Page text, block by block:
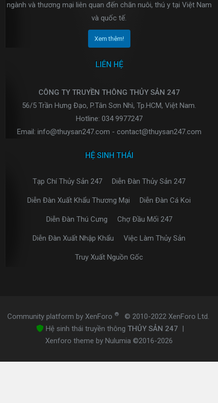
ngành và thương mại liên quan đến chăn nuôi, thú y tại Việt Nam
và quốc tế.
Xem thêm!
LIÊN HỆ
CÔNG TY TRUYỀN THÔNG THỦY SẢN 247
56/5 Trần Hưng Đạo, P.Tân Sơn Nhì, Tp.HCM, Việt Nam.
Hotline: 034 9977247
Email: info@thuysan247.com - contact@thuysan247.com
HỆ SINH THÁI
Tạp Chí Thủy Sản 247 Diễn Đàn Thủy Sản 247
Diễn Đàn Xuất Khẩu Thương Mại Diễn Đàn Cá Koi
Diễn Đàn Thú Cưng Chợ Đầu Mối 247
Diễn Đàn Xuất Nhập Khẩu Việc Làm Thủy Sản
Truy Xuất Nguồn Gốc
Community platform by XenForo ®
© 2010-2022 XenForo Ltd.
Hệ sinh thái truyền thông THỦY SẢN 247 |
Xenforo theme by Nulumia ©2016-2026